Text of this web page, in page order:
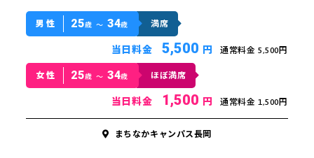
男性 25歳 〜 34歳 満席
当日料金 5,500 円 通常料金 5,500円
女性 25歳 〜 34歳 ほぼ満席
当日料金 1,500 円 通常料金 1,500円
まちなかキャンパス長岡